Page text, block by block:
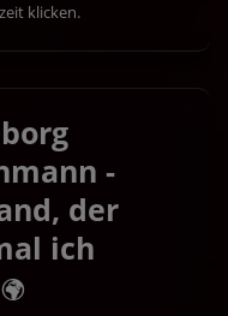
klicken.
-
der
ich